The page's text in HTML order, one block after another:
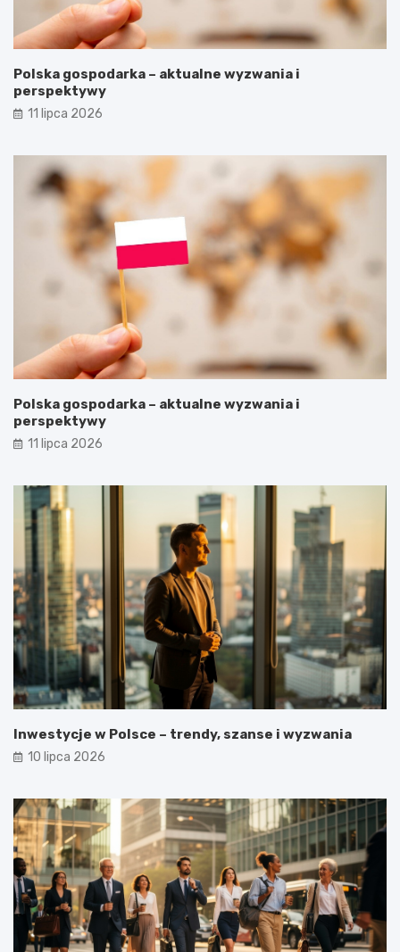
Polska gospodarka – aktualne wyzwania i
perspektywy
11 lipca 2026
Polska gospodarka – aktualne wyzwania i
perspektywy
11 lipca 2026
Inwestycje w Polsce – trendy, szanse i wyzwania
10 lipca 2026